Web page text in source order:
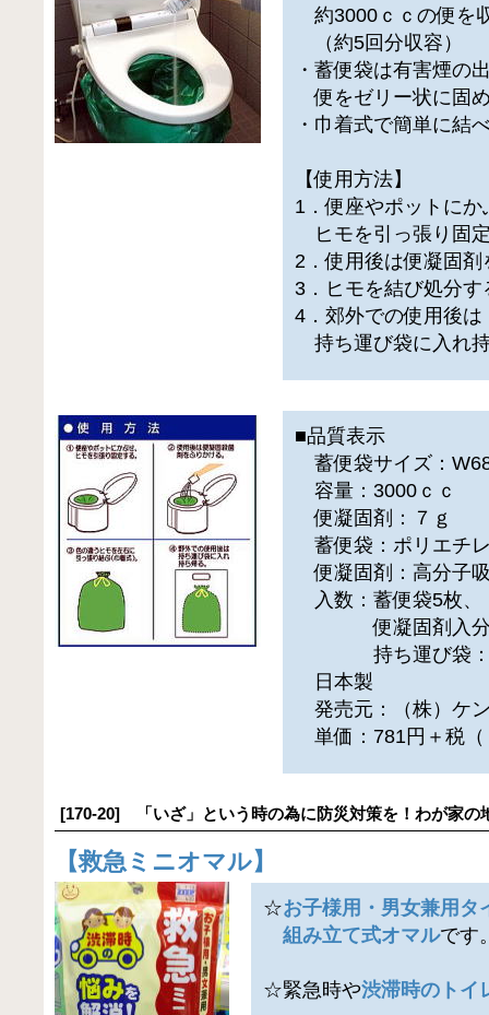
約3000ｃｃの便を
（約5回分収容）
・蓄便袋は有害煙の
便をゼリー状に固
・巾着式で簡単に結
【使用方法】
1．便座やポットにか
ヒモを引っ張り固
2．使用後は便凝固
3．ヒモを結び処分す
4．郊外での使用後は
持ち運び袋に入れ
■品質表示
蓄便袋サイズ：
容量：3000ｃｃ
便凝固剤：７ｇ
蓄便袋：ポリエチ
便凝固剤：高分子
入数：蓄便袋5枚、
便凝固剤入分
持ち運び袋：
日本製
発売元：（株）ケ
単価：781円＋税（
[170-20] 「いざ」という時の為に防災対策を！わが家の
【救急ミニオマル】
☆お子様用・男女兼用タ
組み立て式オマルです
☆緊急時や渋滞時のトイ